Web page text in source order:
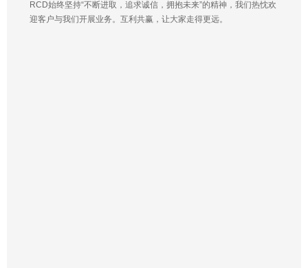
RCD始终坚持“不断进取，追求诚信，拥抱未来”的精神，我们热忱欢
迎客户与我们开展业务。互利共赢，让大家走得更远。